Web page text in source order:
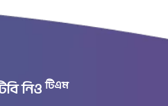
নিও টিএম